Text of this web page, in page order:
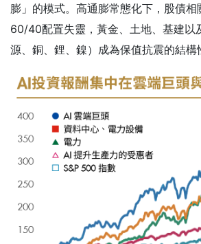
膨」的模式。高通膨常態化下，股債
60/40配置失靈，黃金、土地、基建以
源、銅、鋰、鎳）成為保值抗震的結構